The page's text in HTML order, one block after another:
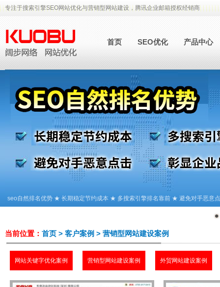
专注于搜索引擎SEO网站优化与营销型网站建设，腾讯企业邮箱授权经销商
首页 SEO优化 产品中心
seo自然排名优势 ★ 长期稳定节约成本 ★ 多搜索引擎排名靠前 ★ 避免对手恶意
当前位置： 首页 > 客户案例 > 营销型网站建设案例
网站关键字优化案例 营销型网站建设案例 外贸网站建设案例